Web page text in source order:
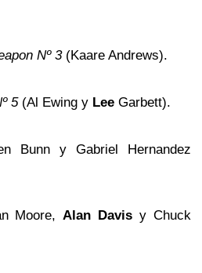
Nº 3(Kaare Andrews).
5(Al Ewing y Lee Garbett).
Bunn y Gabriel Hernandez
Moore,Alan Davis y Chuck